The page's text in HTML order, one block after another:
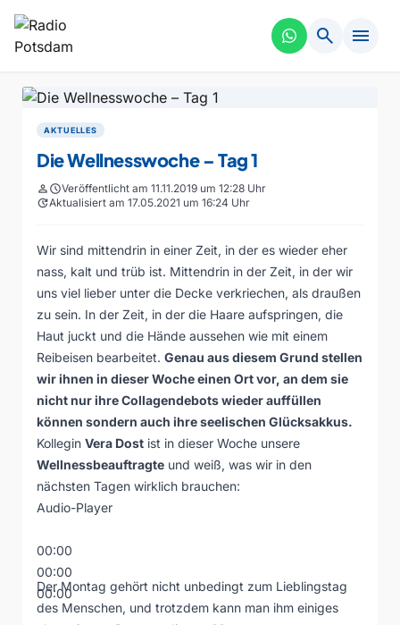
search menu
AKTUELLES
Die Wellnesswoche – Tag 1
personscheduleVeröffentlicht am 11.11.2019 um 12:28 Uhr
updateAktualisiert am 17.05.2021 um 16:24 Uhr
Wir sind mittendrin in einer Zeit, in der es wieder eher
nass, kalt und trüb ist. Mittendrin in der Zeit, in der wir
uns viel lieber unter die Decke verkriechen, als draußen
zu sein. In der Zeit, in der die Haare aufspringen, die
Haut juckt und die Hände aussehen wie mit einem
Reibeisen bearbeitet. Genau aus diesem Grund stellen
wir ihnen in dieser Woche einen Ort vor, an dem sie
nicht nur ihre Collagendebots wieder auffüllen
können sondern auch ihre seelischen Glücksakkus.
Kollegin Vera Dost ist in dieser Woche unsere
Wellnessbeauftragte und weiß, was wir in den
nächsten Tagen wirklich brauchen:
Audio-Player
00:00
00:00
00:00
Der Montag gehört nicht unbedingt zum Lieblingstag
des Menschen, und trotzdem kann man ihm einiges